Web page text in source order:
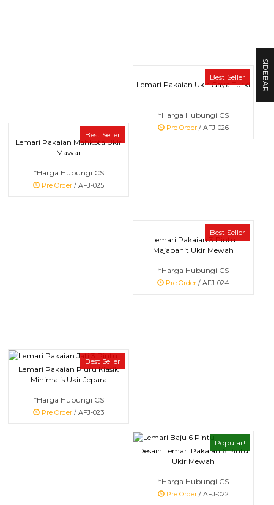
Best Seller
Lemari Pakaian Ukir Gaya Turki
*Harga Hubungi CS
Pre Order / AFJ-026
Best Seller
Lemari Pakaian Mahkota Ukir
Mawar
*Harga Hubungi CS
Pre Order / AFJ-025
Best Seller
Lemari Pakaian 3 Pintu
Majapahit Ukir Mewah
*Harga Hubungi CS
Pre Order / AFJ-024
Best Seller
Lemari Pakaian Pluru Klasik
Minimalis Ukir Jepara
*Harga Hubungi CS
Pre Order / AFJ-023
Popular!
Desain Lemari Pakaian 6 Pintu
Ukir Mewah
*Harga Hubungi CS
Pre Order / AFJ-022
SIDEBAR